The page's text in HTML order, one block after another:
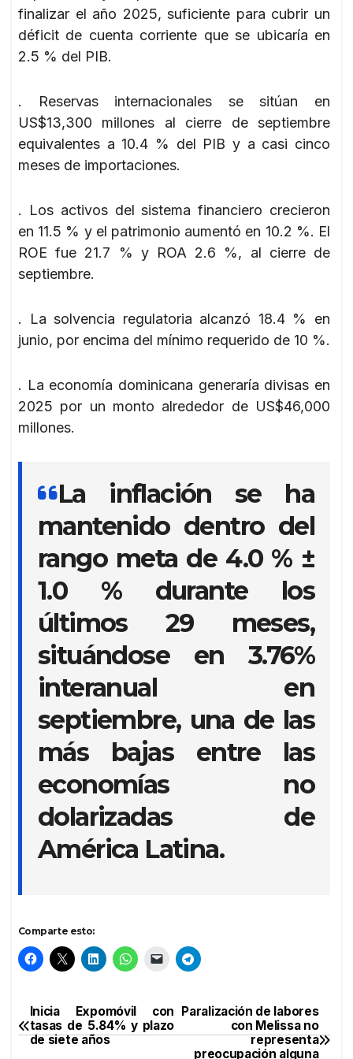
finalizar el año 2025, suficiente para cubrir un
déficit de cuenta corriente que se ubicaría en
2.5 % del PIB.
. Reservas internacionales se sitúan en
US$13,300 millones al cierre de septiembre
equivalentes a 10.4 % del PIB y a casi cinco
meses de importaciones.
. Los activos del sistema financiero crecieron
en 11.5 % y el patrimonio aumentó en 10.2 %. El
ROE fue 21.7 % y ROA 2.6 %, al cierre de
septiembre.
. La solvencia regulatoria alcanzó 18.4 % en
junio, por encima del mínimo requerido de 10 %.
. La economía dominicana generaría divisas en
2025 por un monto alrededor de US$46,000
millones.
La inflación se ha
mantenido dentro del
rango meta de 4.0 % ±
1.0 % durante los
últimos 29 meses,
situándose en 3.76%
interanual en
septiembre, una de las
más bajas entre las
economías no
dolarizadas de
América Latina.
Comparte esto:
Navegación
de
Paralización de labores
con Melissa no
representa
preocupación alguna
Inicia Expomóvil con
tasas de 5.84% y plazo
de siete años